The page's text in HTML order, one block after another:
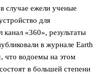
случае ежели ученые
для
канал «360», результаты
в журнале Earth
что водоемы на этом
в большей степени